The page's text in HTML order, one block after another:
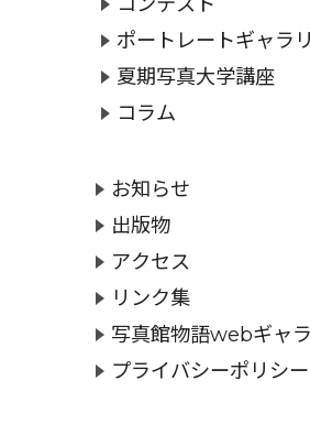
ポートレートギャラ
夏期写真大学講座
コラム
お知らせ
出版物
アクセス
リンク集
写真館物語webギャ
プライバシーポリシー